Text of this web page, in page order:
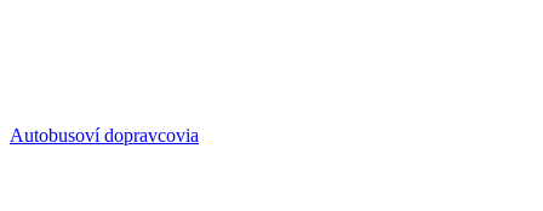
Autobusoví dopravcovia